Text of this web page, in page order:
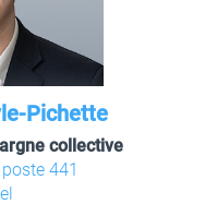
Pichette
collective
441